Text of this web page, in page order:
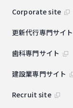
Corporate site
更新代行専門サイト
歯科専門サイト
建設業専門サイト
Recruit site